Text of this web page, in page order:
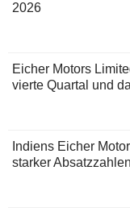
2026
Eicher Motors
vierte Quartal und
Indiens Eicher
starker Absatzzahlen